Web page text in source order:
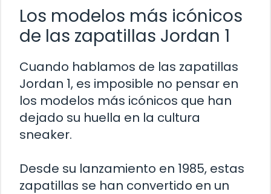
Los modelos más icónicos
de las zapatillas Jordan 1
Cuando hablamos de las zapatillas
Jordan 1, es imposible no pensar en
los modelos más icónicos que han
dejado su huella en la cultura
sneaker.
Desde su lanzamiento en 1985, estas
zapatillas se han convertido en un